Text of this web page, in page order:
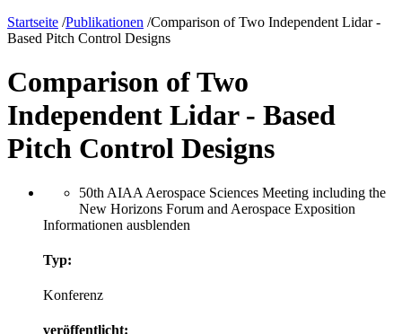
Startseite /Publikationen /Comparison of Two Independent Lidar -
Based Pitch Control Designs
Comparison of Two
Independent Lidar - Based
Pitch Control Designs
50th AIAA Aerospace Sciences Meeting including the
New Horizons Forum and Aerospace Exposition
Informationen ausblenden
Typ:
Konferenz
veröffentlicht: